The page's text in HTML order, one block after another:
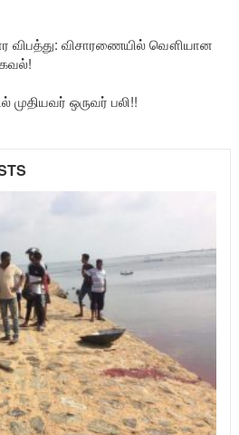
விபத்து: விசாரணையில் வௌியான
முதியவர் ஒருவர் பலி!!